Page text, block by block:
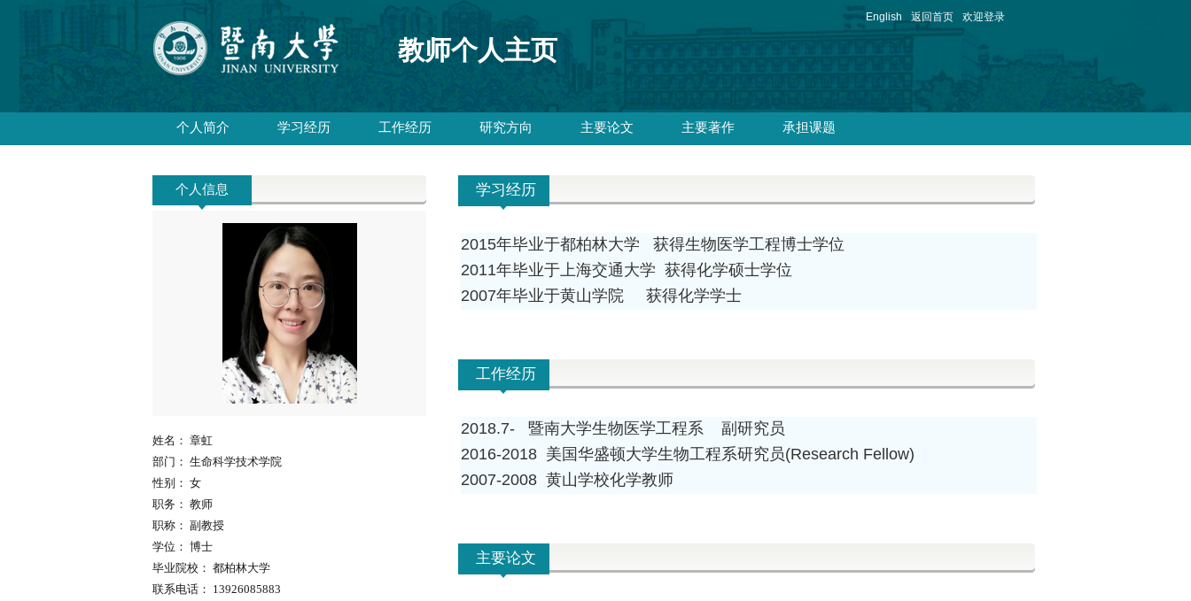
教师个人主页
English 返回首页 欢迎登录
个人简介 学习经历 工作经历 研究方向 主要论文 主要著作 承担课题
个人信息
姓名： 章虹
部门： 生命科学技术学院
性别： 女
职务： 教师
职称： 副教授
学位： 博士
毕业院校： 都柏林大学
联系电话： 13926085883
学习经历
2015年毕业于都柏林大学 获得生物医学工程博士学位
2011年毕业于上海交通大学 获得化学硕士学位
2007年毕业于黄山学院 获得化学学士
工作经历
2018.7-暨南大学生物医学工程系 副研究员
2016-2018 美国华盛顿大学生物工程系研究员(Research Fellow)
2007-2008 黄山学校化学教师
主要论文